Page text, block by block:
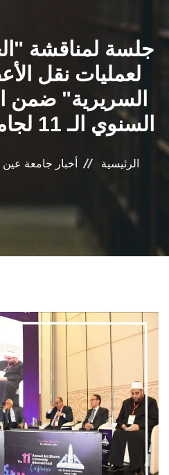
جلسة لمناقشة
لعمليات نقل
السريرية" ضمن
السنوي الـ 11 لجامعة عين شمس
الرئيسية أخبار جامعة